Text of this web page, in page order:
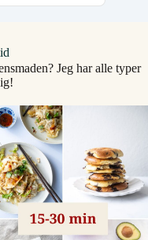
Jeg har alle typer